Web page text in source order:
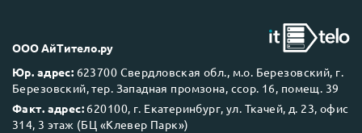
Next Business Day (NBD)
ООО АйТитело.ру
Юр. адрес: 623700 Свердловская обл., м.о. Березовский, г.
Березовский, тер. Западная промзона, ссор. 16, помещ. 39
Факт. адрес: 620100, г. Екатеринбург, ул. Ткачей, д. 23, офис
314, 3 этаж (БЦ «Клевер Парк»)